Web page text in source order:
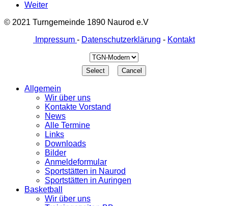
Weiter
© 2021 Turngemeinde 1890 Naurod e.V
Impressum - Datenschutzerklärung - Kontakt
Allgemein
Wir über uns
Kontakte Vorstand
News
Alle Termine
Links
Downloads
Bilder
Anmeldeformular
Sportstätten in Naurod
Sportstätten in Auringen
Basketball
Wir über uns